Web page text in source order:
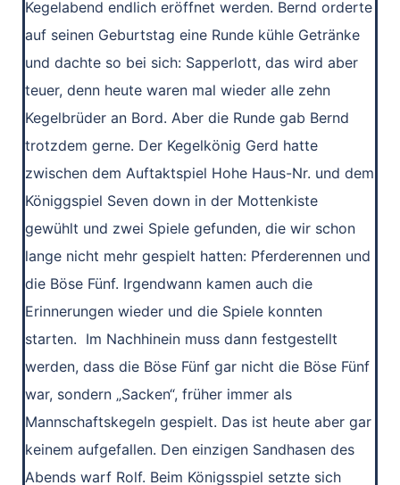
Kegelabend endlich eröffnet werden. Bernd orderte
auf seinen Geburtstag eine Runde kühle Getränke
und dachte so bei sich: Sapperlott, das wird aber
teuer, denn heute waren mal wieder alle zehn
Kegelbrüder an Bord. Aber die Runde gab Bernd
trotzdem gerne. Der Kegelkönig Gerd hatte
zwischen dem Auftaktspiel Hohe Haus-Nr. und dem
Königgspiel Seven down in der Mottenkiste
gewühlt und zwei Spiele gefunden, die wir schon
lange nicht mehr gespielt hatten: Pferderennen und
die Böse Fünf. Irgendwann kamen auch die
Erinnerungen wieder und die Spiele konnten
starten. Im Nachhinein muss dann festgestellt
werden, dass die Böse Fünf gar nicht die Böse Fünf
war, sondern „Sacken“, früher immer als
Mannschaftskegeln gespielt. Das ist heute aber gar
keinem aufgefallen. Den einzigen Sandhasen des
Abends warf Rolf. Beim Königsspiel setzte sich